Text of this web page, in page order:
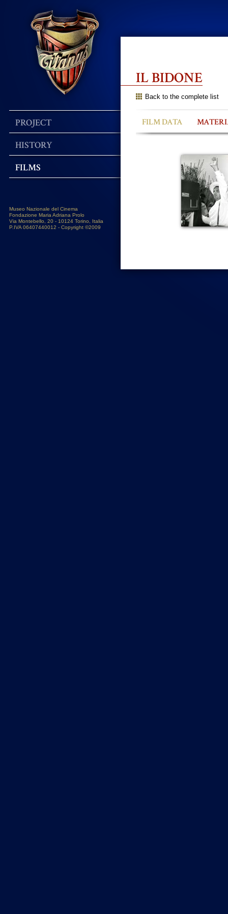
PROJECT
HISTORY
FILMS
Museo Nazionale del Cinema
Fondazione Maria Adriana Prolo
Via Montebello, 20 - 10124 Torino, Italia
P.IVA 06407440012 - Copyright ©2009
IL BIDONE
Back to the complete list
FILM DATA